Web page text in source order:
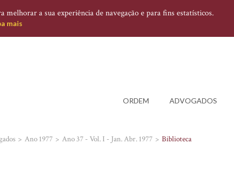
a sua experiência de navegação e para fins estatísticos.
mais
ORDEM ADVOGADOS
Ano 1977 Ano 37 - Vol. I - Jan. Abr. 1977 Biblioteca